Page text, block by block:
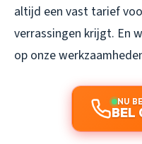
altijd een vast tarief
verrassingen krijgt. En
op onze
NU
BEL